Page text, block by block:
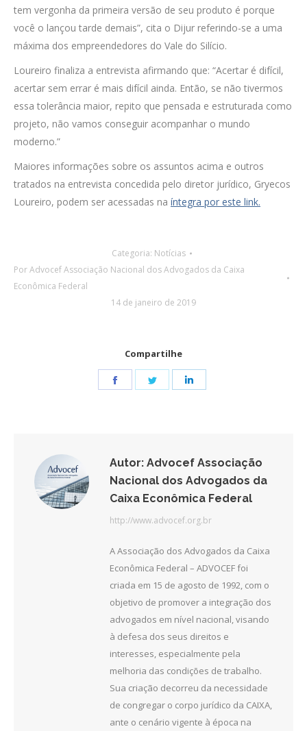
tem vergonha da primeira versão de seu produto é porque
você o lançou tarde demais”, cita o Dijur referindo-se a uma
máxima dos empreendedores do Vale do Silício.
Loureiro finaliza a entrevista afirmando que: “Acertar é difícil,
acertar sem errar é mais difícil ainda. Então, se não tivermos
essa tolerância maior, repito que pensada e estruturada como
projeto, não vamos conseguir acompanhar o mundo
moderno.”
Maiores informações sobre os assuntos acima e outros
tratados na entrevista concedida pelo diretor jurídico, Gryecos
Loureiro, podem ser acessadas na íntegra por este link.
Categoria: Notícias
PorAdvocef Associação Nacional dos Advogados da Caixa
Econômica Federal
14 de janeiro de 2019
Compartilhe
Share
Share
Autor: Advocef Associação
Nacional dos Advogados da
Caixa Econômica Federal
http://www.advocef.org.br
A Associação dos Advogados da Caixa
Econômica Federal – ADVOCEF foi
criada em 15 de agosto de 1992, com o
objetivo de promover a integração dos
advogados em nível nacional, visando
à defesa dos seus direitos e
interesses, especialmente pela
melhoria das condições de trabalho.
Sua criação decorreu da necessidade
de congregar o corpo jurídico da CAIXA,
ante o cenário vigente à época na